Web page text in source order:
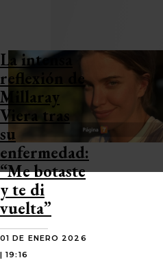
La intensa
reflexión de
Millaray
Viera tras
su
enfermedad:
“Me botaste
y te di
vuelta”
01 DE ENERO 2026
| 19:16